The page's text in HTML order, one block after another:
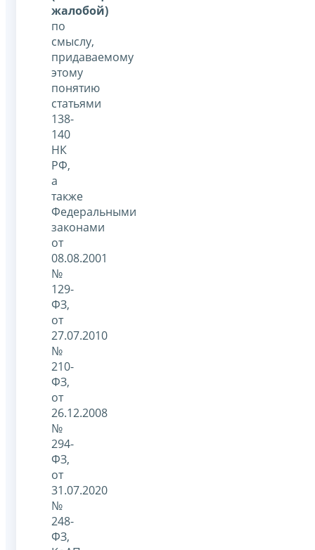
жалобой)
по
смыслу,
придаваемому
этому
понятию
статьями
138-
140
НК
РФ,
а
также
Федеральными
законами
от
08.08.2001
№
129-
ФЗ,
от
27.07.2010
№
210-
ФЗ,
от
26.12.2008
№
294-
ФЗ,
от
31.07.2020
№
248-
ФЗ,